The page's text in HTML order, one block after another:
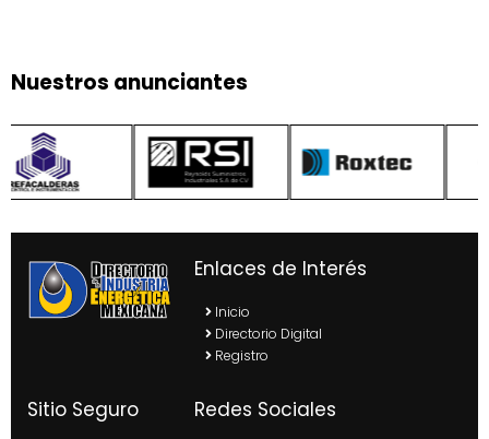
Nuestros anunciantes
Enlaces de Interés
Inicio
Directorio Digital
Registro
Sitio Seguro Redes Sociales